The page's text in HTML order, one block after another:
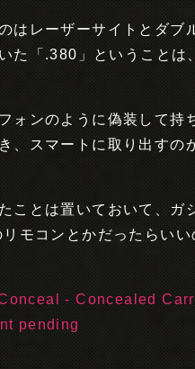
はレーザーサイトとダブ
た「.380」ということは
ォンのように偽装して持
、スマートに取り出すの
ことは置いておいて、ガ
モコンとかだったらいい
- Concealed
pending